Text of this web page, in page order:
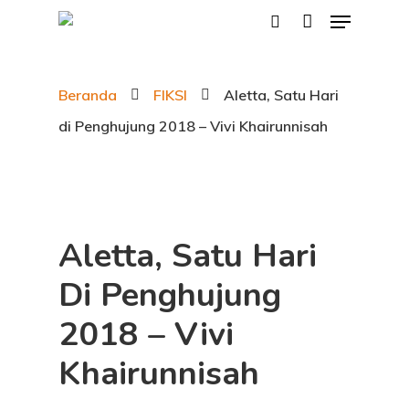
Beranda FIKSI
Aletta, Satu Hari
di Penghujung 2018 – Vivi Khairunnisah
Aletta, Satu Hari
Di Penghujung
2018 – Vivi
Khairunnisah